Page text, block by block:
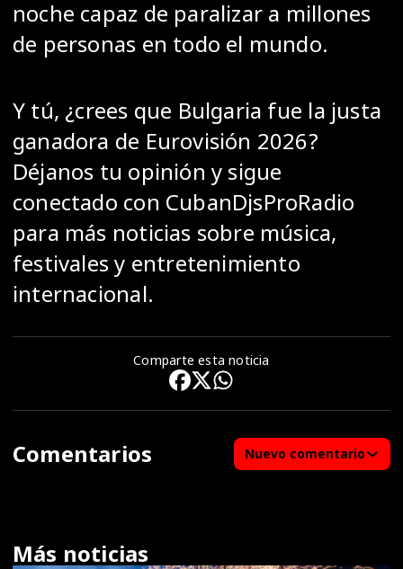
noche capaz de paralizar a millones
de personas en todo el mundo.
Y tú, ¿crees que Bulgaria fue la justa
ganadora de Eurovisión 2026?
Déjanos tu opinión y sigue
conectado con CubanDjsProRadio
para más noticias sobre música,
festivales y entretenimiento
internacional.
Comparte esta noticia
Comentarios Nuevo comentario
Más noticias